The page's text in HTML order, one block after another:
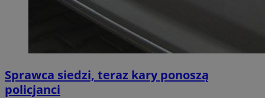
Sprawca siedzi, teraz kary ponoszą
policjanci